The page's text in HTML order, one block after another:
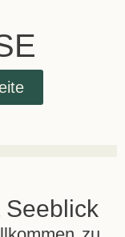
Seeblick